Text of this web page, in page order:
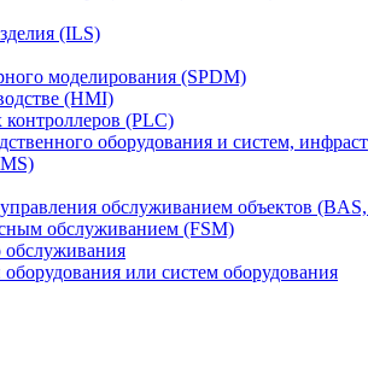
(ILS)
моделирования (SPDM)
(HMI)
(PLC)
оборудования и систем,
обслуживанием объектов
обслуживанием (FSM)
или систем оборудования